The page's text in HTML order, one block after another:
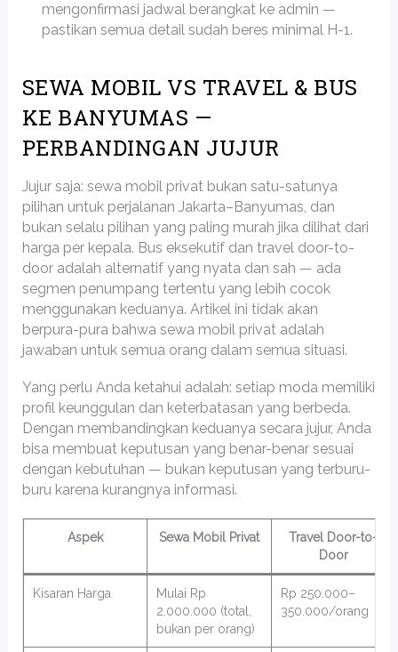
mengonfirmasi jadwal berangkat ke admin —
pastikan semua detail sudah beres minimal H-1.
SEWA MOBIL VS TRAVEL & BUS
KE BANYUMAS —
PERBANDINGAN JUJUR
Jujur saja: sewa mobil privat bukan satu-satunya
pilihan untuk perjalanan Jakarta–Banyumas, dan
bukan selalu pilihan yang paling murah jika dilihat dari
harga per kepala. Bus eksekutif dan travel door-to-
door adalah alternatif yang nyata dan sah — ada
segmen penumpang tertentu yang lebih cocok
menggunakan keduanya. Artikel ini tidak akan
berpura-pura bahwa sewa mobil privat adalah
jawaban untuk semua orang dalam semua situasi.
Yang perlu Anda ketahui adalah: setiap moda memiliki
profil keunggulan dan keterbatasan yang berbeda.
Dengan membandingkan keduanya secara jujur, Anda
bisa membuat keputusan yang benar-benar sesuai
dengan kebutuhan — bukan keputusan yang terburu-
buru karena kurangnya informasi.
Aspek Sewa Mobil Privat
Travel Door-to-
Door
Kisaran Harga
Mulai Rp
2.000.000 (total,
bukan per orang)
Rp 250.000–
350.000/orang